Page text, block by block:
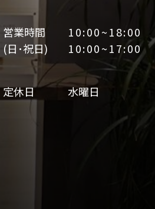
営業時間
10:00~18:00
(日･祝日)
10:00~17:00
定休日 水曜日